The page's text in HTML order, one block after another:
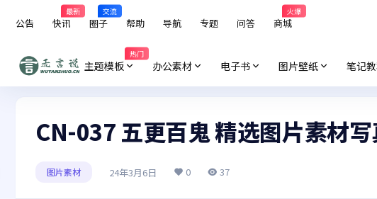
公告 快讯
最新
圈子
交流
帮助 导航 专题 问答 商城
火爆
主题模板
热门
办公素材 电子书 图片壁纸 笔记
CN-037 五更百鬼 精选图片素材
图片素材 24年3月6日 0 37